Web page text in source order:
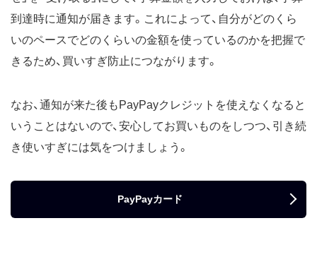
到達時に通知が届きます。これによって、自分がどのくら
いのペースでどのくらいの金額を使っているのかを把握で
きるため、買いすぎ防止につながります。
なお、通知が来た後もPayPayクレジットを使えなくなると
いうことはないので、安心してお買いものをしつつ、引き続
き使いすぎには気をつけましょう。
PayPayカード